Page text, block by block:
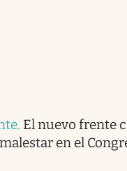
. El nuevo frente
en el